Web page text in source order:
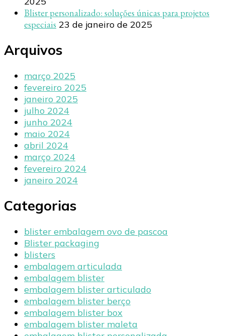
Blister personalizado: soluções únicas para projetos
especiais 23 de janeiro de 2025
Arquivos
março 2025
fevereiro 2025
janeiro 2025
julho 2024
junho 2024
maio 2024
abril 2024
março 2024
fevereiro 2024
janeiro 2024
Categorias
blister embalagem ovo de pascoa
Blister packaging
blisters
embalagem articulada
embalagem blister
embalagem blister articulado
embalagem blister berço
embalagem blister box
embalagem blister maleta